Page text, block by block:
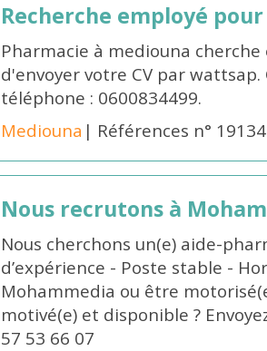
Recherche employé
Pharmacie à mediouna
d'envoyer votre CV par
téléphone : 0600834499.
Mediouna | Références n° 19134
Nous recrutons à
Nous cherchons un(e) aide-
d’expérience - Poste stable -
Mohammedia ou être
motivé(e) et disponible ?
57 53 66 07